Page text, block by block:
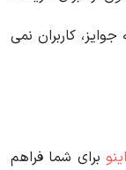
کاربران نمی
برای شما فراهم